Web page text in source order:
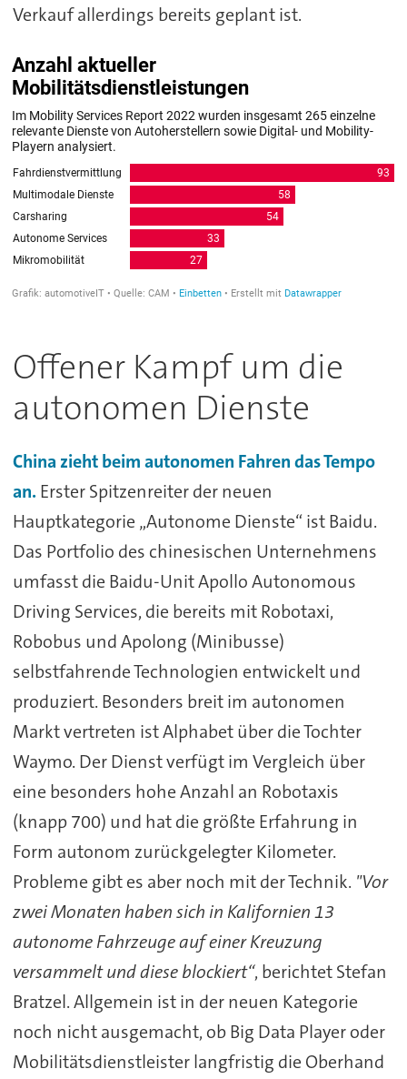
Verkauf allerdings bereits geplant ist.
Offener Kampf um die
autonomen Dienste
China zieht beim autonomen Fahren das Tempo
an.Erster Spitzenreiter der neuen
Hauptkategorie „Autonome Dienste“ ist Baidu.
Das Portfolio des chinesischen Unternehmens
umfasst die Baidu-Unit Apollo Autonomous
Driving Services, die bereits mit Robotaxi,
Robobus und Apolong (Minibusse)
selbstfahrende Technologien entwickelt und
produziert. Besonders breit im autonomen
Markt vertreten ist Alphabet über die Tochter
Waymo. Der Dienst verfügt im Vergleich über
eine besonders hohe Anzahl an Robotaxis
(knapp 700) und hat die größte Erfahrung in
Form autonom zurückgelegter Kilometer.
Probleme gibt es aber noch mit der Technik. "Vor
zwei Monaten haben sich in Kalifornien 13
autonome Fahrzeuge auf einer Kreuzung
versammelt und diese blockiert“, berichtet Stefan
Bratzel. Allgemein ist in der neuen Kategorie
noch nicht ausgemacht, ob Big Data Player oder
Mobilitätsdienstleister langfristig die Oberhand